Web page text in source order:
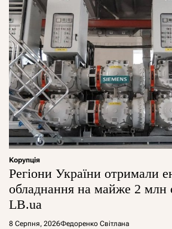
Корупція
Регіони України отримали
обладнання на майже 2 млн
LB.ua
8 Серпня, 2026Федоренко Світлана